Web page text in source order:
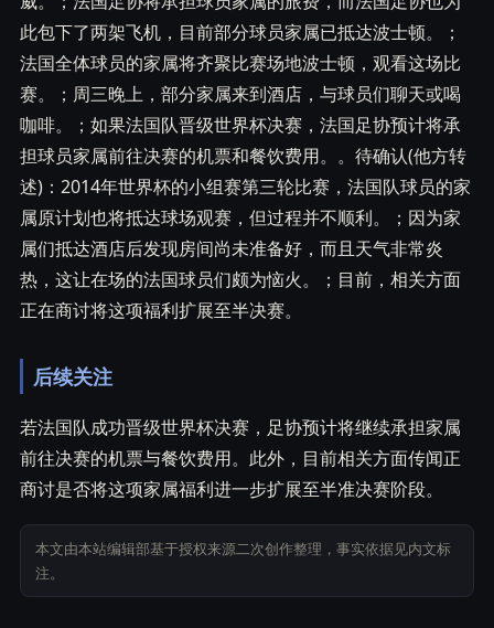
此包下了两架飞机，目前部分球员家属已抵达波士顿。；
法国全体球员的家属将齐聚比赛场地波士顿，观看这场比
赛。；周三晚上，部分家属来到酒店，与球员们聊天或喝
咖啡。；如果法国队晋级世界杯决赛，法国足协预计将承
担球员家属前往决赛的机票和餐饮费用。。待确认(他方转
述)：2014年世界杯的小组赛第三轮比赛，法国队球员的家
属原计划也将抵达球场观赛，但过程并不顺利。；因为家
属们抵达酒店后发现房间尚未准备好，而且天气非常炎
热，这让在场的法国球员们颇为恼火。；目前，相关方面
正在商讨将这项福利扩展至半决赛。
后续关注
若法国队成功晋级世界杯决赛，足协预计将继续承担家属
前往决赛的机票与餐饮费用。此外，目前相关方面传闻正
商讨是否将这项家属福利进一步扩展至半准决赛阶段。
本文由本站编辑部基于授权来源二次创作整理，事实依据见内文标
注。